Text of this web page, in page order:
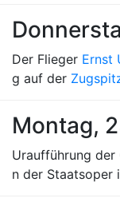
Der Flieger Ernst
g auf der
Montag,
Uraufführung der
n der Staatsoper